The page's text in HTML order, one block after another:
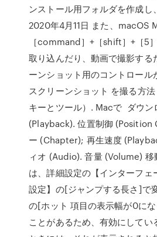
ンストール用フォルダを作成し
2020年4月11日 また、macOS
［command］+［shift］+［5
取り込んだり、動画で撮影する
ーンショット用のコントロール
スクリーンショット を撮る方
キーとツール）. Macで ダウン
(Playback). 位置制御 (Position
ー (Chapter); 再生速度
ィオ (Audio). 音量 (Volume) 移
は、詳細設定の【インターフ
設定】の[ジャンプする長さ]で
の[ホット 項目の表示幅が0に
ことがあるため、有効にしてい